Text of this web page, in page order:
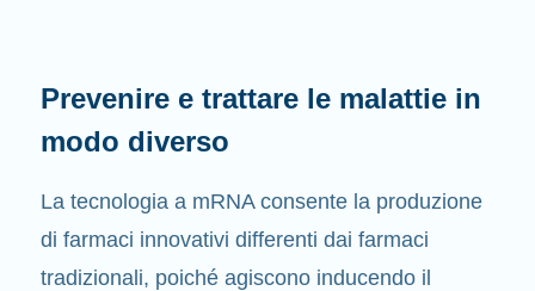
Prevenire e trattare le malattie in
modo diverso
La tecnologia a mRNA consente la produzione
di farmaci innovativi differenti dai farmaci
tradizionali, poiché agiscono inducendo il